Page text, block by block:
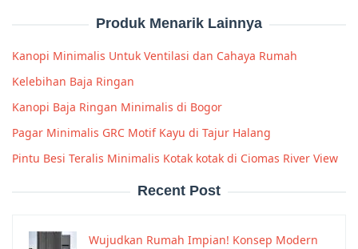
Produk Menarik Lainnya
Kanopi Minimalis Untuk Ventilasi dan Cahaya Rumah
Kelebihan Baja Ringan
Kanopi Baja Ringan Minimalis di Bogor
Pagar Minimalis GRC Motif Kayu di Tajur Halang
Pintu Besi Teralis Minimalis Kotak kotak di Ciomas River View
Recent Post
Wujudkan Rumah Impian! Konsep Modern